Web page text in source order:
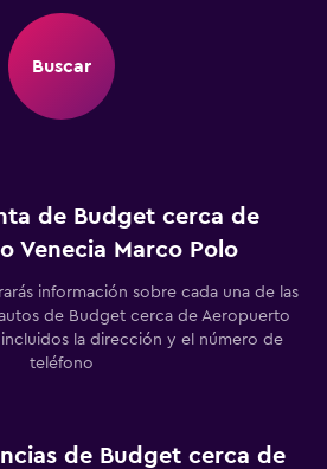
Buscar
de Budget cerca de
Venecia Marco Polo
información sobre cada una de las
de Budget cerca de Aeropuerto
la dirección y el número de
teléfono
de Budget cerca de